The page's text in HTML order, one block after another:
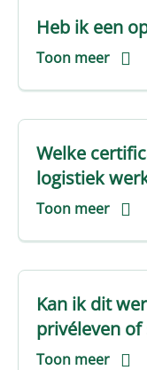
Heb ik een
Toon meer
Welke
logistiek
Toon meer
Kan ik dit
privéleven of
Toon meer